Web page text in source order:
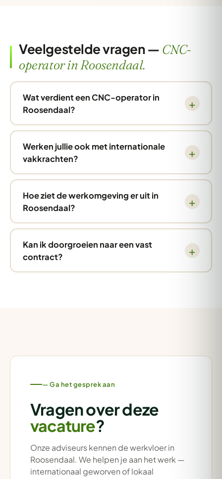
Veelgestelde vragen — CNC-
operator in Roosendaal.
Wat verdient een CNC-operator in
Roosendaal?
Werken jullie ook met internationale
vakkrachten?
Hoe ziet de werkomgeving er uit in
Roosendaal?
Kan ik doorgroeien naar een vast
contract?
— Ga het gesprek aan
Vragen over deze
vacature?
Onze adviseurs kennen de werkvloer in
Roosendaal. We helpen je aan het werk —
internationaal geworven of lokaal